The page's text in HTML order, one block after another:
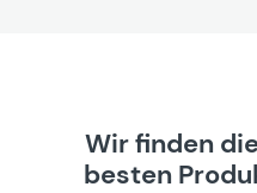
Wir finden
besten